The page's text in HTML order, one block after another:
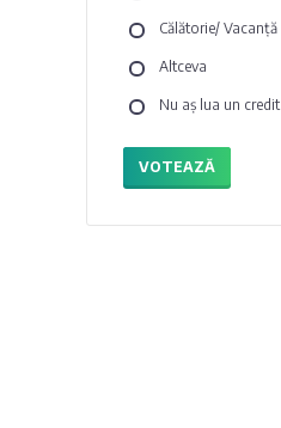
Călătorie/ Vacanță
Altceva
Nu aș lua un credit
VOTEAZĂ